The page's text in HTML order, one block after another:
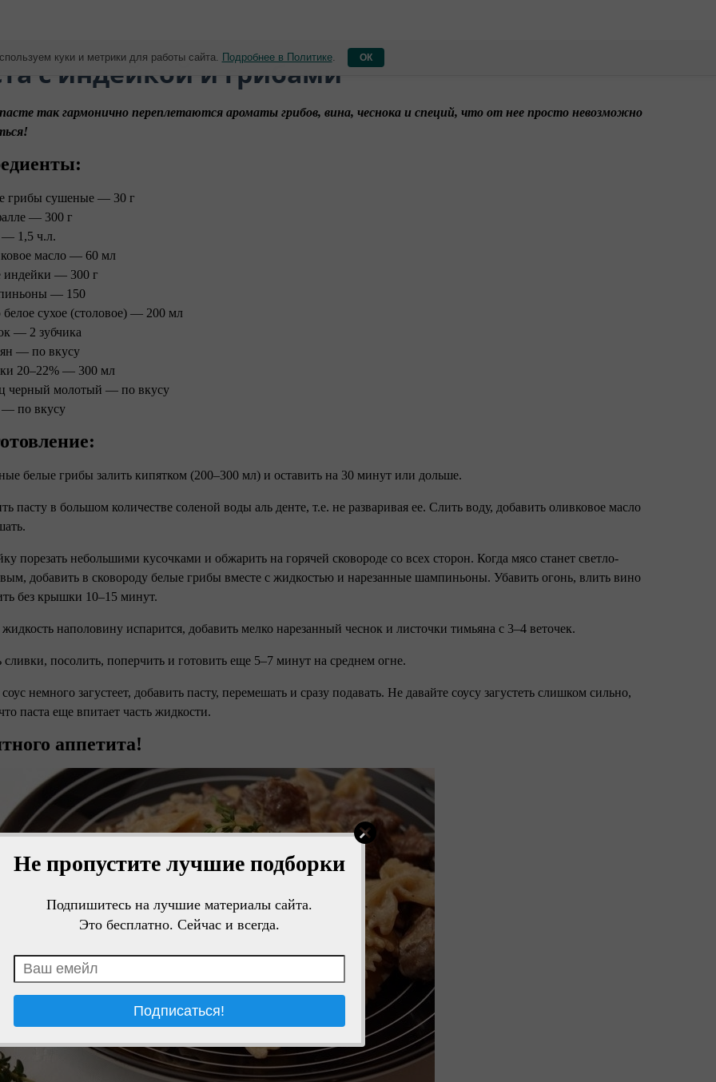
Не пропустите лучшие подборки
Подпишитесь на лучшие материалы сайта.
Это бесплатно. Сейчас и всегда.
с индейкой и грибами
так гармонично переплетаются ароматы грибов, вина, чеснока и специй, что от нее просто невозможно
грибы сушеные — 30 г
— 300 г
1,5 ч.л.
масло — 60 мл
индейки — 300 г
— 150
сухое (столовое) — 200 мл
— 2 зубчика
— по вкусу
20–22% — 300 мл
черный молотый — по вкусу
по вкусу
белые грибы залить кипятком (200–300 мл) и оставить на 30 минут или дольше.
пасту в большом количестве соленой воды аль денте, т.е. не разваривая ее. Слить воду, добавить оливковое масло
порезать небольшими кусочками и обжарить на горячей сковороде со всех сторон. Когда мясо станет светло-
добавить в сковороду белые грибы вместе с жидкостью и нарезанные шампиньоны. Убавить огонь, влить вино
без крышки 10–15 минут.
наполовину испарится, добавить мелко нарезанный чеснок и листочки тимьяна с 3–4 веточек.
сливки, посолить, поперчить и готовить еще 5–7 минут на среднем огне.
немного загустеет, добавить пасту, перемешать и сразу подавать. Не давайте соусу загустеть слишком сильно,
паста еще впитает часть жидкости.
аппетита!
куки и метрики для работы сайта. Подробнее в Политике. ОК